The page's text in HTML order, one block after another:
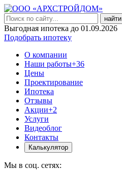
найти
Выгодная ипотека до 01.09.2026
Подобрать ипотеку
О компании
Наши работы+36
Цены
Проектирование
Ипотека
Отзывы
Акции+2
Услуги
Видеоблог
Контакты
Калькулятор
Мы в соц. сетях: